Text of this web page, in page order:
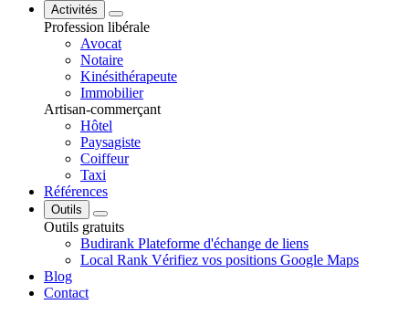
Activités
Profession libérale
Avocat
Notaire
Kinésithérapeute
Immobilier
Artisan-commerçant
Hôtel
Paysagiste
Coiffeur
Taxi
Références
Outils
Outils gratuits
Budirank Plateforme d'échange de liens
Local Rank Vérifiez vos positions Google Maps
Blog
Contact